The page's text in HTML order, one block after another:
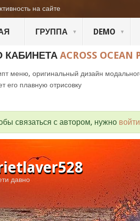
ГРУППА DEMO
ACROSS OCEAN
меню, оригинальный дизайн
его плавную отрисовку
связаться с автором, нужно войти
давно
на сайте